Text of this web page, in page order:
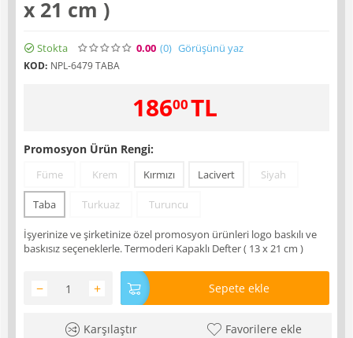
x 21 cm )
Stokta 0.00 (0) Görüşünü yaz
KOD: NPL-6479 TABA
18600TL
Promosyon Ürün Rengi:
Füme Krem Kırmızı Lacivert Siyah
Taba Turkuaz Turuncu
İşyerinize ve şirketinize özel promosyon ürünleri logo baskılı ve
baskısız seçeneklerle. Termoderi Kapaklı Defter ( 13 x 21 cm )
+
− Sepete ekle
Karşılaştır Favorilere ekle